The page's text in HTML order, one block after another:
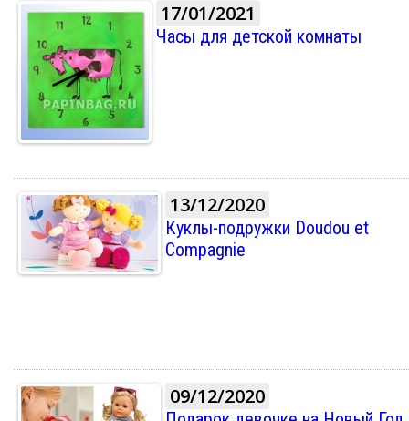
17/01/2021
Часы для детской комнаты
13/12/2020
Куклы-подружки Doudou et
Compagnie
09/12/2020